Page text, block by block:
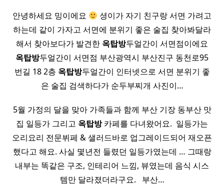
안녕하세요 밍이에요
셩이가 자기 친구랑 서면 가려고
하는데 같이 가자고 서면에 분위기 좋은 술집 찾아봐달라
해서 찾아보다가 발견한 옥탑방두얼간이 서면점이에요
옥탑방두얼간이 서면점 부산광역시 부산진구 동천로95
번길 18 2층 옥탑방두얼간이 인터넷으로 서면 분위기 좋
은 술집 검색하다가 순두부찌개 사진이…
5월 가정의 달을 맞아 가족들과 함께 부산 기장 동부산 맛
집 일등가 그리고 옥탑방카페를 다녀왔어요. ​ 일등가는
오리요리 전문뷔페 & 샐러드바로 업그레이드되어 재오픈
했다고 해요. 사실 몇년전 들렸던 일등가였는데 … 그때랑
내부는 똑같은 구조, 인테리어 느낌, 뷰였는데 음식 시스
템만 달라졌더라구요. ​ ​ 부산…